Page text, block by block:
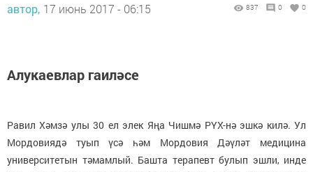
автор, 17 июнь 2017 - 06:15 837 0 0
Алукаевлар гаиләсе
Равил Хәмзә улы 30 ел элек Яңа Чишмә РҮХ-нә эшкә килә. Ул
Мордовиядә туып үсә һәм Мордовия Дәүләт медицина
университетын тәмамлый. Башта терапевт булып эшли, инде